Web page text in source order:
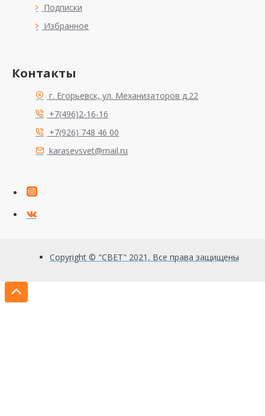
Подписки
Избранное
Контакты
г. Егорьевск, ул. Механизаторов д.22
+7(496)2-16-16
+7(926) 748 46 00
karasevsvet@mail.ru
Copyright © "СВЕТ" 2021, Все права защищены